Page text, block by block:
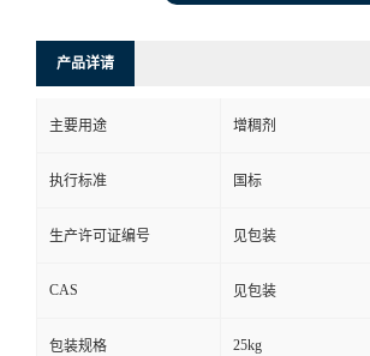
产品详请
主要用途 增稠剂
执行标准 国标
生产许可证编号 见包装
CAS 见包装
包装规格 25kg